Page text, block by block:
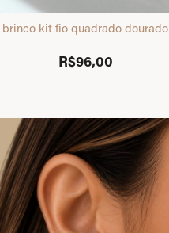
brinco kit fio quadrado dourado
R$96,00